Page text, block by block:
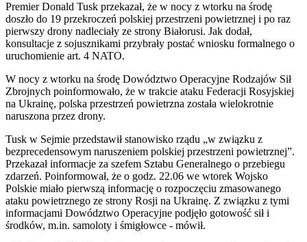
Premier Donald Tusk przekazał, że w nocy z wtorku na środę
doszło do 19 przekroczeń polskiej przestrzeni powietrznej i po raz
pierwszy drony nadleciały ze strony Białorusi. Jak dodał,
konsultacje z sojusznikami przybrały postać wniosku formalnego o
uruchomienie art. 4 NATO.
W nocy z wtorku na środę Dowództwo Operacyjne Rodzajów Sił
Zbrojnych poinformowało, że w trakcie ataku Federacji Rosyjskiej
na Ukrainę, polska przestrzeń powietrzna została wielokrotnie
naruszona przez drony.
Tusk w Sejmie przedstawił stanowisko rządu „w związku z
bezprecedensowym naruszeniem polskiej przestrzeni powietrznej”.
Przekazał informacje za szefem Sztabu Generalnego o przebiegu
zdarzeń. Poinformował, że o godz. 22.06 we wtorek Wojsko
Polskie miało pierwszą informację o rozpoczęciu zmasowanego
ataku powietrznego ze strony Rosji na Ukrainę. Z związku z tymi
informacjami Dowództwo Operacyjne podjęło gotowość sił i
środków, m.in. samoloty i śmigłowce - mówił.